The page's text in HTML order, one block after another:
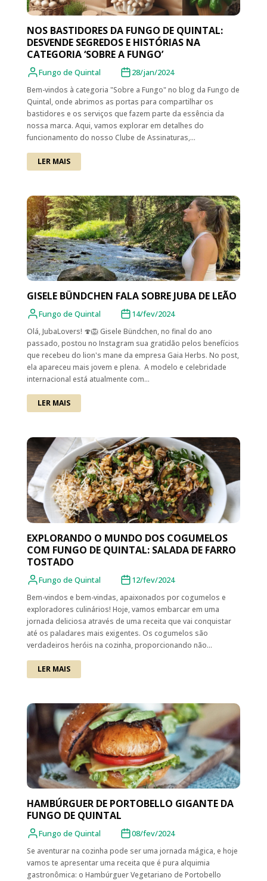
NOS BASTIDORES DA FUNGO DE QUINTAL:
DESVENDE SEGREDOS E HISTÓRIAS NA
CATEGORIA ‘SOBRE A FUNGO’
Fungo de Quintal 28/jan/2024
Bem-vindos à categoria "Sobre a Fungo" no blog da Fungo de
Quintal, onde abrimos as portas para compartilhar os
bastidores e os serviços que fazem parte da essência da
nossa marca. Aqui, vamos explorar em detalhes do
funcionamento do nosso Clube de Assinaturas,...
LER MAIS
GISELE BÜNDCHEN FALA SOBRE JUBA DE LEÃO
Fungo de Quintal 14/fev/2024
Olá, JubaLovers! 🍄🦁 Gisele Bündchen, no final do ano
passado, postou no Instagram sua gratidão pelos benefícios
que recebeu do lion's mane da empresa Gaia Herbs. No post,
ela apareceu mais jovem e plena. A modelo e celebridade
internacional está atualmente com...
LER MAIS
EXPLORANDO O MUNDO DOS COGUMELOS
COM FUNGO DE QUINTAL: SALADA DE FARRO
TOSTADO
Fungo de Quintal 12/fev/2024
Bem-vindos e bem-vindas, apaixonados por cogumelos e
exploradores culinários! Hoje, vamos embarcar em uma
jornada deliciosa através de uma receita que vai conquistar
até os paladares mais exigentes. Os cogumelos são
verdadeiros heróis na cozinha, proporcionando não...
LER MAIS
HAMBÚRGUER DE PORTOBELLO GIGANTE DA
FUNGO DE QUINTAL
Fungo de Quintal 08/fev/2024
Se aventurar na cozinha pode ser uma jornada mágica, e hoje
vamos te apresentar uma receita que é pura alquimia
gastronômica: o Hambúrguer Vegetariano de Portobello